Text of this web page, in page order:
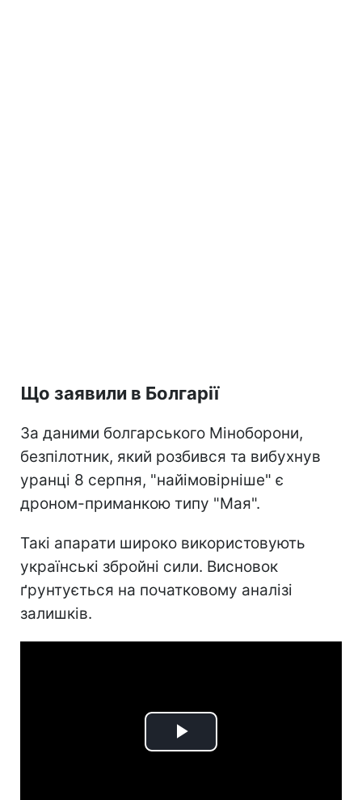
Що заявили в Болгарії
За даними болгарського Міноборони,
безпілотник, який розбився та вибухнув
уранці 8 серпня, "найімовірніше" є
дроном-приманкою типу "Мая".
Такі апарати широко використовують
українські збройні сили. Висновок
ґрунтується на початковому аналізі
залишків.
Play